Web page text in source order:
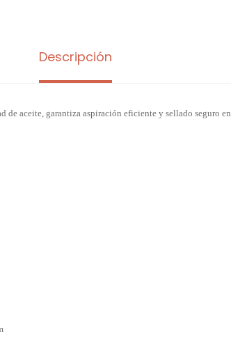
Descripción
de aceite, garantiza aspiración eficiente y sellado seguro